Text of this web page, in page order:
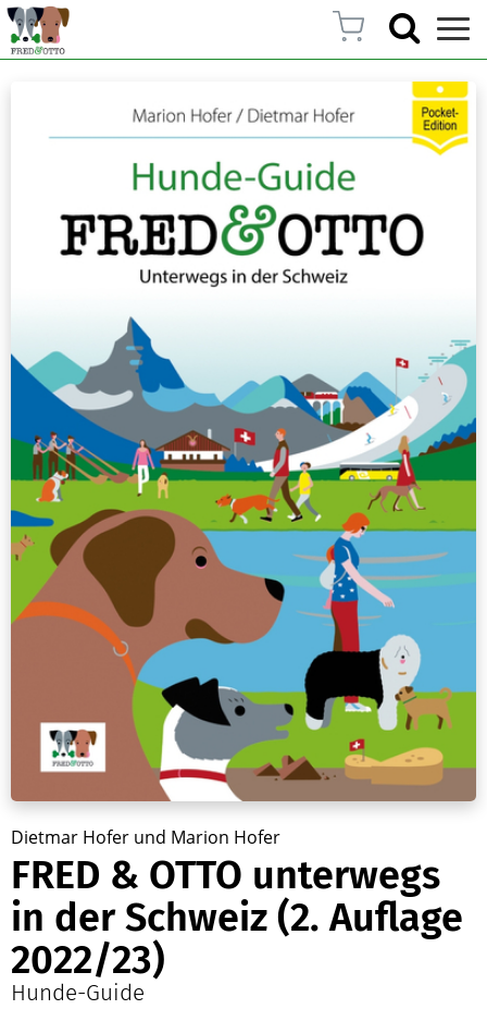
Dietmar Hofer und Marion Hofer
FRED & OTTO unterwegs
in der Schweiz (2. Auflage
2022/23)
Hunde-Guide